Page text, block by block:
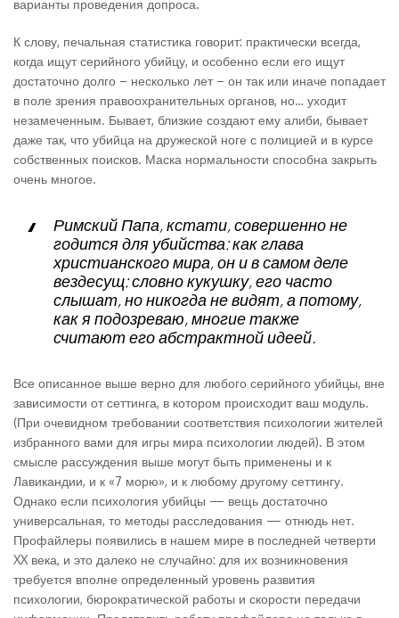
варианты проведения допроса.
К слову, печальная статистика говорит: практически всегда,
когда ищут серийного убийцу, и особенно если его ищут
достаточно долго – несколько лет – он так или иначе попадает
в поле зрения правоохранительных органов, но… уходит
незамеченным. Бывает, близкие создают ему алиби, бывает
даже так, что убийца на дружеской ноге с полицией и в курсе
собственных поисков. Маска нормальности способна закрыть
очень многое.
Римский Папа, кстати, совершенно не
годится для убийства: как глава
христианского мира, он и в самом деле
вездесущ: словно кукушку, его часто
слышат, но никогда не видят, а потому,
как я подозреваю, многие также
считают его абстрактной идеей.
Все описанное выше верно для любого серийного убийцы, вне
зависимости от сеттинга, в котором происходит ваш модуль.
(При очевидном требовании соответствия психологии жителей
избранного вами для игры мира психологии людей). В этом
смысле рассуждения выше могут быть применены и к
Лавикандии, и к «7 морю», и к любому другому сеттингу.
Однако если психология убийцы — вещь достаточно
универсальная, то методы расследования — отнюдь нет.
Профайлеры появились в нашем мире в последней четверти
XX века, и это далеко не случайно: для их возникновения
требуется вполне определенный уровень развития
психологии, бюрократической работы и скорости передачи